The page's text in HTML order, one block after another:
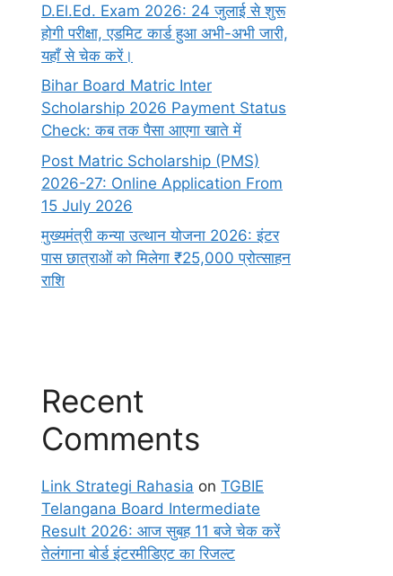
D.El.Ed. Exam 2026: 24 जुलाई से शुरू
होगी परीक्षा, एडमिट कार्ड हुआ अभी-अभी जारी,
यहाँ से चेक करें।
Bihar Board Matric Inter
Scholarship 2026 Payment Status
Check: कब तक पैसा आएगा खाते में
Post Matric Scholarship (PMS)
2026-27: Online Application From
15 July 2026
मुख्यमंत्री कन्या उत्थान योजना 2026: इंटर
पास छात्राओं को मिलेगा ₹25,000 प्रोत्साहन
राशि
Recent
Comments
Link Strategi Rahasia on TGBIE
Telangana Board Intermediate
Result 2026: आज सुबह 11 बजे चेक करें
तेलंगाना बोर्ड इंटरमीडिएट का रिजल्ट